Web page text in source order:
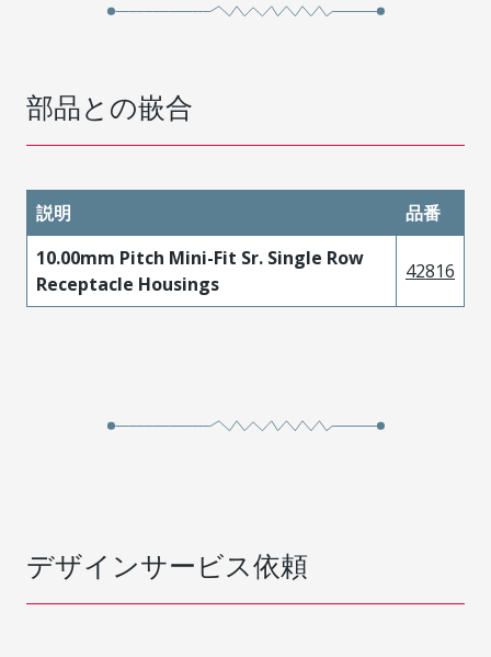
部品との嵌合
説明
品番
10.00mm Pitch Mini-Fit Sr. Single Row
Receptacle Housings
42816
デザインサービス依頼